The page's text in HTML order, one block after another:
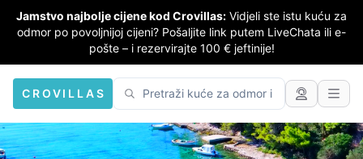
Jamstvo najbolje cijene kod Crovillas: Vidjeli ste istu kuću za
odmor po povoljnijoj cijeni? Pošaljite link putem LiveChata ili e-
pošte – i rezervirajte 100 € jeftinije!
CROVILLAS